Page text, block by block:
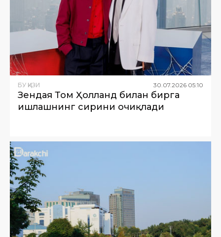
БУ ҚИЗИҚ 30.07.2026 05:10
Зендая Том Ҳолланд билан бирга
ишлашнинг сирини очиқлади